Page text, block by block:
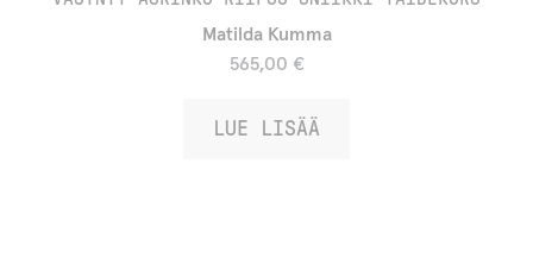
Matilda Kumma
565,00 €
LUE LISÄÄ